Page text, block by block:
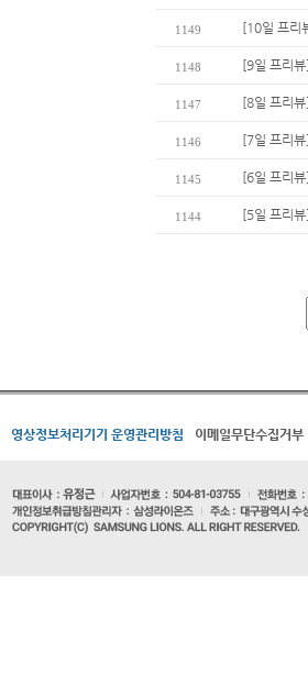
1149 [10일 프리
1148 [9일 프리
1147 [8일 프리
1146 [7일 프리
1145 [6일 프리
1144 [5일 프리
영상정보처리기기 운영관리방침 이메일무단수집거부